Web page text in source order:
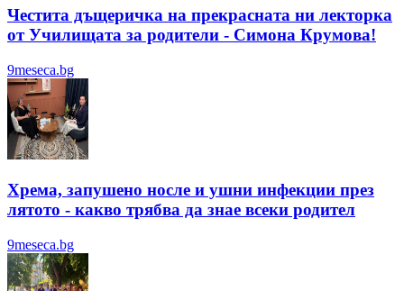
Честита дъщеричка на прекрасната ни лекторка
от Училищата за родители - Симона Крумова!
9meseca.bg
Хрема, запушено носле и ушни инфекции през
лятотo - какво трябва да знае всеки родител
9meseca.bg